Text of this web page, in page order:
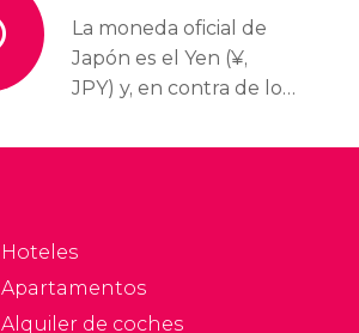
La moneda oficial de
Japón es el Yen (¥,
JPY) y, en contra de lo
apenas se utilizan las
Hoteles
Apartamentos
Alquiler de coches